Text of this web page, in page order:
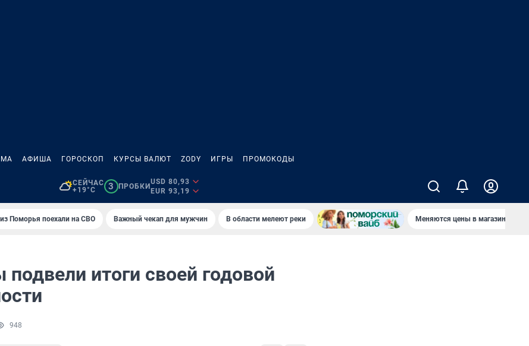
АФИША ГОРОСКОП КУРСЫ ВАЛЮТ ZODY ИГРЫ ПРОМОКОДЫ
СЕЙЧАС
+19°C
3 ПРОБКИ
USD 80,93
EUR 93,19
Поморья поехали на СВО Важный чекап для мужчин В области мелеют реки Меняются цены в магазинах
подвели итоги своей годовой
948